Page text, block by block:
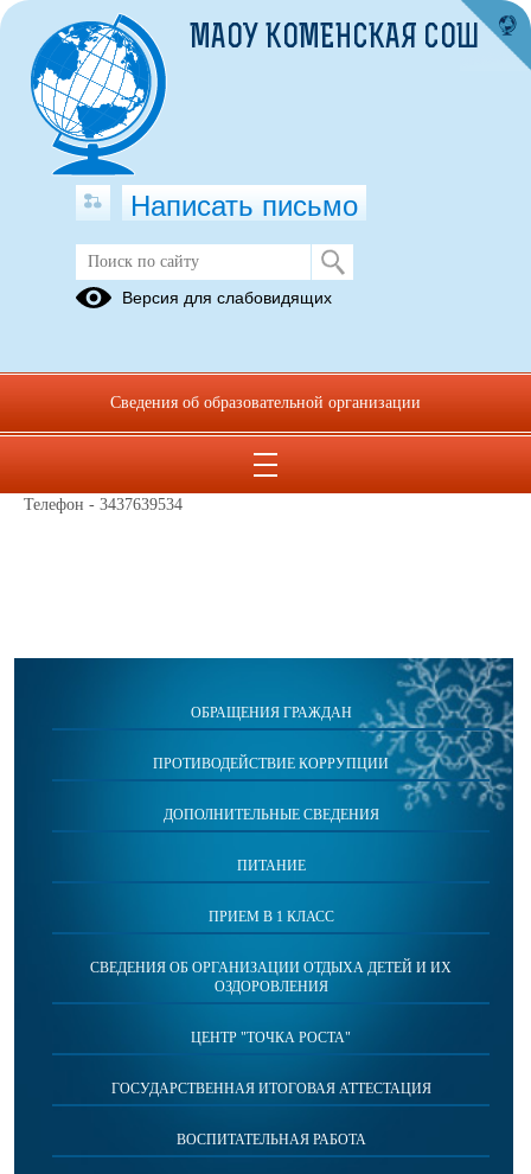
Контакты
Директор школы - Желнина Людмила Дмитриевна
Начальник лагеря(лето) -Бобошина Наталья Геннадьевна
Телефон - 3437639534
ОБРАЩЕНИЯ ГРАЖДАН
ПРОТИВОДЕЙСТВИЕ КОРРУПЦИИ
ДОПОЛНИТЕЛЬНЫЕ СВЕДЕНИЯ
ПИТАНИЕ
ПРИЕМ В 1 КЛАСС
СВЕДЕНИЯ ОБ ОРГАНИЗАЦИИ ОТДЫХА ДЕТЕЙ И ИХ
ОЗДОРОВЛЕНИЯ
ЦЕНТР "ТОЧКА РОСТА"
ГОСУДАРСТВЕННАЯ ИТОГОВАЯ АТТЕСТАЦИЯ
ВОСПИТАТЕЛЬНАЯ РАБОТА
МАОУ КОМЕНСКАЯ СОШ
Написать письмо
Версия для слабовидящих
Сведения об образовательной организации